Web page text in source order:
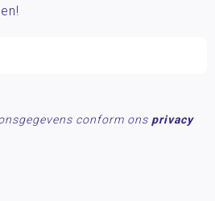
conform ons privacy